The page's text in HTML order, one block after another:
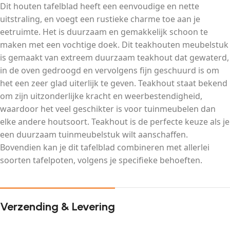
Dit houten tafelblad heeft een eenvoudige en nette
uitstraling, en voegt een rustieke charme toe aan je
eetruimte. Het is duurzaam en gemakkelijk schoon te
maken met een vochtige doek. Dit teakhouten meubelstuk
is gemaakt van extreem duurzaam teakhout dat gewaterd,
in de oven gedroogd en vervolgens fijn geschuurd is om
het een zeer glad uiterlijk te geven. Teakhout staat bekend
om zijn uitzonderlijke kracht en weerbestendigheid,
waardoor het veel geschikter is voor tuinmeubelen dan
elke andere houtsoort. Teakhout is de perfecte keuze als je
een duurzaam tuinmeubelstuk wilt aanschaffen.
Bovendien kan je dit tafelblad combineren met allerlei
soorten tafelpoten, volgens je specifieke behoeften.
Verzending & Levering